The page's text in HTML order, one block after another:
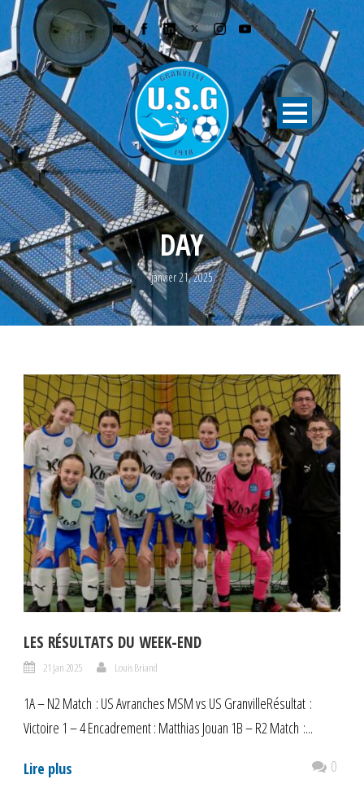
DAY
janvier 21, 2025
LES RÉSULTATS DU WEEK-END
21 Jan 2025 Louis Briand
1A – N2 Match : US Avranches MSM vs US GranvilleRésultat :
Victoire 1 – 4 Encadrement : Matthias Jouan 1B – R2 Match :...
Lire plus 0